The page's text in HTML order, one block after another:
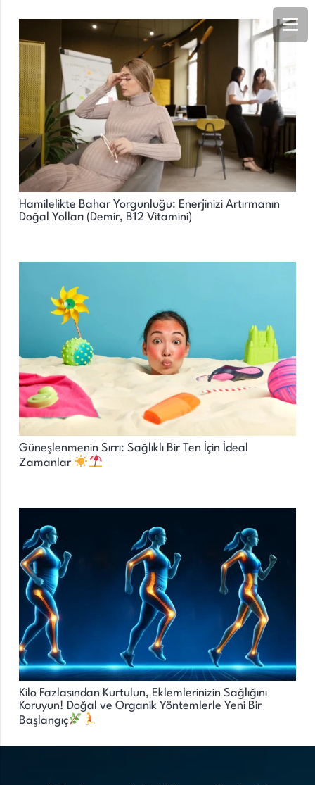
Hamilelikte Bahar Yorgunluğu: Enerjinizi Artırmanın
Doğal Yolları (Demir, B12 Vitamini)
Güneşlenmenin Sırrı: Sağlıklı Bir Ten İçin İdeal
Zamanlar
Kilo Fazlasından Kurtulun, Eklemlerinizin Sağlığını
Koruyun! Doğal ve Organik Yöntemlerle Yeni Bir
Başlangıç